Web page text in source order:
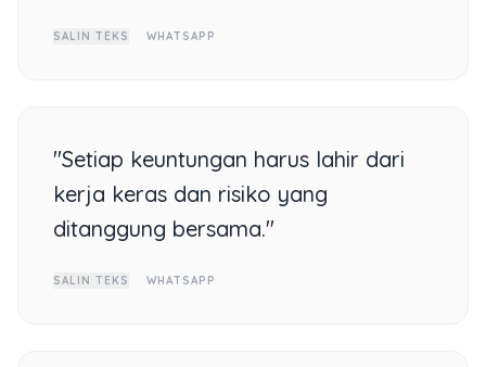
SALIN TEKS WHATSAPP
"Setiap keuntungan harus lahir dari
kerja keras dan risiko yang
ditanggung bersama."
SALIN TEKS WHATSAPP